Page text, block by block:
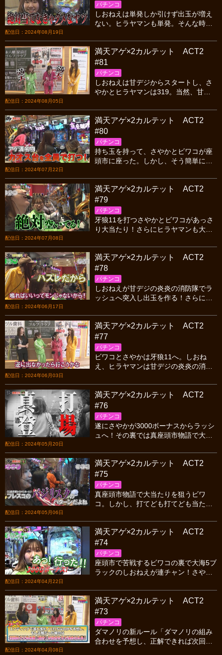
配信日：2024年08月19日
パチンコ
しおねえは単発しか引けず出玉が増え
ない。ヒラヤマンも単発。そんな時、
ッキートリガーに突入し、アクセル全
開の大連チャン！！
配信日：2024年08月05日
満天アゲ×2カルテット ACT2
#81
パチンコ
しおねえは甘デジからスタートし、さ
やかとヒラヤマンは319。当然、甘デ
しかし！さやかとヒラヤマンも軽かっ
た！祭りの予感！？
配信日：2024年07月22日
満天アゲ×2カルテット ACT2
#80
パチンコ
持ち玉を持って、さやかとビワコが座
頭市に座った。しかし、そう簡単に事
び4人で大当たりを目指すが、いつぞや
の悪夢が脳裏をよぎる。
配信日：2024年07月08日
満天アゲ×2カルテット ACT2
#79
パチンコ
牙狼11を打つさやかとビワコがあっさ
り大当たり！さらにヒラヤマンも大当
コががアノ機種との闘いに終止符を打
つべく、戦場に赴く…。
配信日：2024年06月17日
満天アゲ×2カルテット ACT2
#78
パチンコ
しおねえが甘デジの炎炎の消防隊でラ
ッシュへ突入し出玉を作る！さらに、
る！ビワコとヒラヤマンも大当りを狙
うが…。
配信日：2024年06月03日
満天アゲ×2カルテット ACT2
#77
パチンコ
ビワコとさやかは牙狼11へ。しおね
え、ヒラヤマンは甘デジの炎炎の消防
は、誰が座頭市へ行くかを牽制し合う
不穏な空気に。
配信日：2024年05月20日
満天アゲ×2カルテット ACT2
#76
パチンコ
遂にさやかが3000ボーナスからラッシ
ュへ！その裏では真座頭市物語で大苦
助っ人しおねえが加わった！さぁ座頭
市を攻略出来るのか！
配信日：2024年05月06日
満天アゲ×2カルテット ACT2
#75
パチンコ
真座頭市物語で大当たりを狙うビワ
コ。しかし、打てども打てども当たる
である「バジリスク」の面影が脳裏を
横切る。
配信日：2024年04月22日
満天アゲ×2カルテット ACT2
#74
パチンコ
座頭市で苦戦するビワコの裏で大海5ブ
ラックのしおねえが連チャン！さやか
ャンに期待！さぁ気になるダマノリの
組み合わせは？
配信日：2024年04月08日
満天アゲ×2カルテット ACT2
#73
パチンコ
ダマノリの新ルール「ダマノリの組み
合わせを予想し、正解できれば次回の